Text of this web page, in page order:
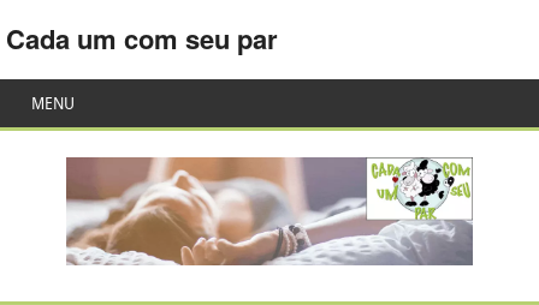
Cada um com seu par
MENU